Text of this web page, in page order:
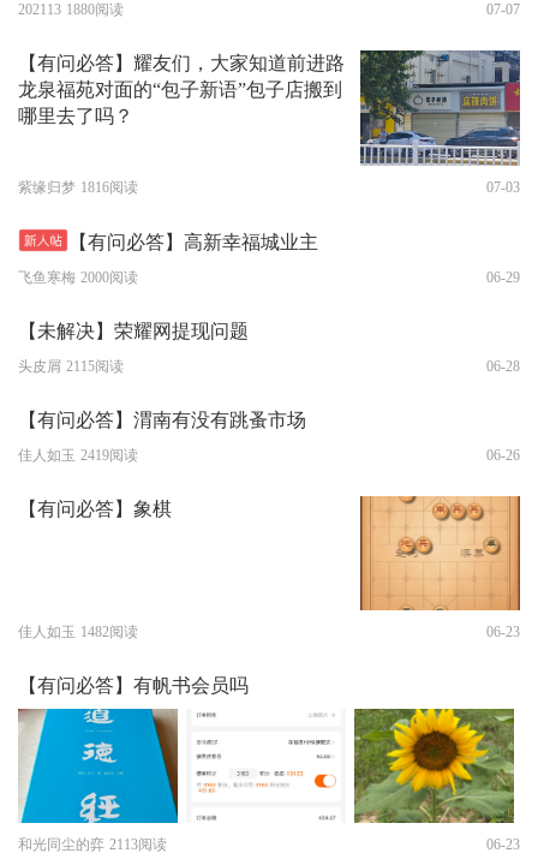
202113 1880阅读 07-07
【有问必答】耀友们，大家知道前进路
龙泉福苑对面的“包子新语”包子店搬到
哪里去了吗？
紫缘归梦 1816阅读 07-03
【有问必答】高新幸福城业主
飞鱼寒梅 2000阅读 06-29
【未解决】荣耀网提现问题
头皮屑 2115阅读 06-28
【有问必答】渭南有没有跳蚤市场
佳人如玉 2419阅读 06-26
【有问必答】象棋
佳人如玉 1482阅读 06-23
【有问必答】有帆书会员吗
和光同尘的弈 2113阅读 06-23